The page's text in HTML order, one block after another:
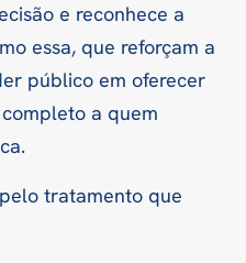
e reconhece a
essa, que reforçam a
público em oferecer
a quem
tratamento que